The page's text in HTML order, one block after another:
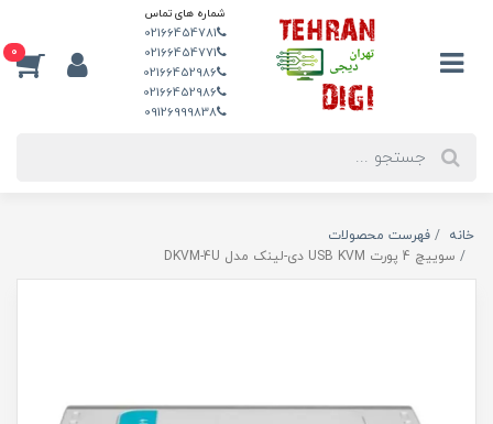
شماره های تماس
02166454781
02166454771
02166452986
02166452986
09126999838
0
خانه
فهرست محصولات
سوییچ 4 پورت USB KVM دی-لینک مدل DKVM-4U